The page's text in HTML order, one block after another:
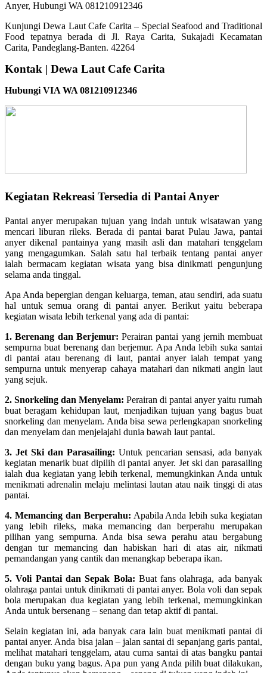
Kunjungi Dewa Laut Cafe Carita – Special Seafood and Traditional
Food tepatnya berada di Jl. Raya Carita, Sukajadi Kecamatan
Carita, Pandeglang-Banten. 42264
Kontak | Dewa Laut Cafe Carita
Hubungi VIA WA 081210912346
Kegiatan Rekreasi Tersedia di Pantai Anyer
Pantai anyer merupakan tujuan yang indah untuk wisatawan yang
mencari liburan rileks. Berada di pantai barat Pulau Jawa, pantai
anyer dikenal pantainya yang masih asli dan matahari tenggelam
yang mengagumkan. Salah satu hal terbaik tentang pantai anyer
ialah bermacam kegiatan wisata yang bisa dinikmati pengunjung
selama anda tinggal.
Apa Anda bepergian dengan keluarga, teman, atau sendiri, ada suatu
hal untuk semua orang di pantai anyer. Berikut yaitu beberapa
kegiatan wisata lebih terkenal yang ada di pantai:
1. Berenang dan Berjemur: Perairan pantai yang jernih membuat
sempurna buat berenang dan berjemur. Apa Anda lebih suka santai
di pantai atau berenang di laut, pantai anyer ialah tempat yang
sempurna untuk menyerap cahaya matahari dan nikmati angin laut
yang sejuk.
2. Snorkeling dan Menyelam: Perairan di pantai anyer yaitu rumah
buat beragam kehidupan laut, menjadikan tujuan yang bagus buat
snorkeling dan menyelam. Anda bisa sewa perlengkapan snorkeling
dan menyelam dan menjelajahi dunia bawah laut pantai.
3. Jet Ski dan Parasailing: Untuk pencarian sensasi, ada banyak
kegiatan menarik buat dipilih di pantai anyer. Jet ski dan parasailing
ialah dua kegiatan yang lebih terkenal, memungkinkan Anda untuk
menikmati adrenalin melaju melintasi lautan atau naik tinggi di atas
pantai.
4. Memancing dan Berperahu: Apabila Anda lebih suka kegiatan
yang lebih rileks, maka memancing dan berperahu merupakan
pilihan yang sempurna. Anda bisa sewa perahu atau bergabung
dengan tur memancing dan habiskan hari di atas air, nikmati
pemandangan yang cantik dan menangkap beberapa ikan.
5. Voli Pantai dan Sepak Bola: Buat fans olahraga, ada banyak
olahraga pantai untuk dinikmati di pantai anyer. Bola voli dan sepak
bola merupakan dua kegiatan yang lebih terkenal, memungkinkan
Anda untuk bersenang – senang dan tetap aktif di pantai.
Selain kegiatan ini, ada banyak cara lain buat menikmati pantai di
pantai anyer. Anda bisa jalan – jalan santai di sepanjang garis pantai,
melihat matahari tenggelam, atau cuma santai di atas bangku pantai
dengan buku yang bagus. Apa pun yang Anda pilih buat dilakukan,